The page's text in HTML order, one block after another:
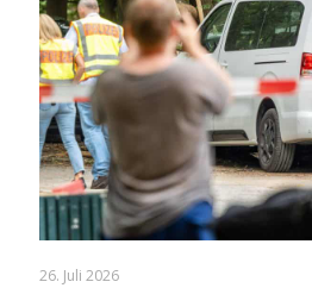
26. Juli 2026